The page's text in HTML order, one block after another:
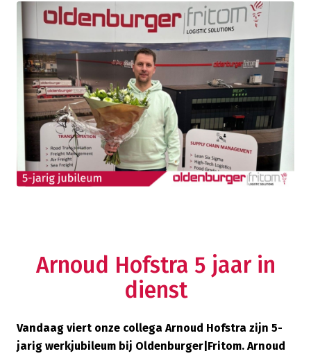
Arnoud Hofstra 5 jaar in
dienst
Vandaag viert onze collega Arnoud Hofstra zijn 5-
jarig werkjubileum bij Oldenburger|Fritom. Arnoud